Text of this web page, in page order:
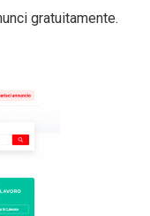
gratuitamente.